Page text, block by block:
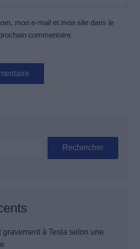
mon e-mail et mon site dans le
commentaire.
Rechercher
gravement à Tesla selon une